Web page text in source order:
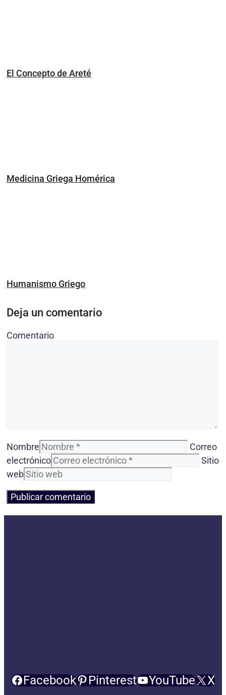
El Concepto de Areté
Medicina Griega Homérica
Humanismo Griego
Deja un comentario
Comentario
Nombre
Correo
electrónico
Sitio
web
Facebook Pinterest YouTube X